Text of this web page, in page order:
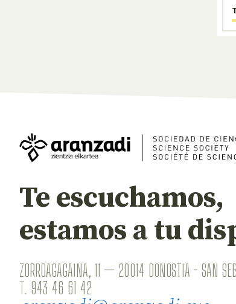
Te escuchamos,
estamos a tu
ZORROAGAGAINA, 11 — 20014 DONOSTIA - SAN
T. 943 46 61 42